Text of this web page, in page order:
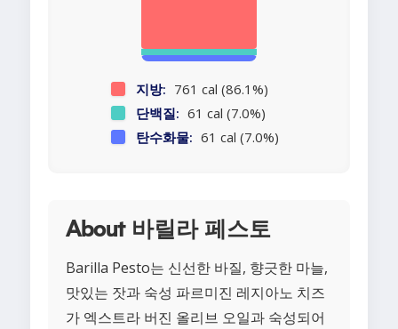
지방: 761 cal (86.1%)
단백질: 61 cal (7.0%)
탄수화물: 61 cal (7.0%)
About 바릴라 페스토
Barilla Pesto는 신선한 바질, 향긋한 마늘,
맛있는 잣과 숙성 파르미진 레지아노 치즈
가 엑스트라 버진 올리브 오일과 숙성되어